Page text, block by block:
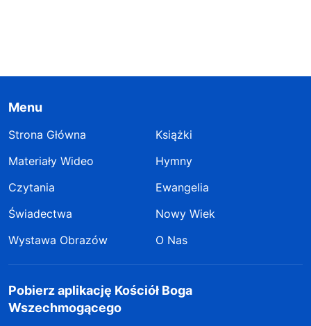
Menu
Strona Główna
Książki
Materiały Wideo
Hymny
Czytania
Ewangelia
Świadectwa
Nowy Wiek
Wystawa Obrazów
O Nas
Pobierz aplikację Kościół Boga
Wszechmogącego